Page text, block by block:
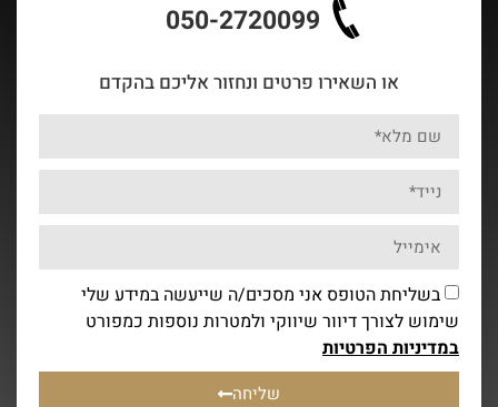
050-2720099
או השאירו פרטים ונחזור אליכם בהקדם
בשליחת הטופס אני מסכים/ה שייעשה במידע שלי
שימוש לצורך דיוור שיווקי ולמטרות נוספות כמפורט
במדיניות הפרטיות
שליחה